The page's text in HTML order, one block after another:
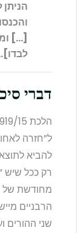
[…]
דברי
ל”חזרה
להביא
רק ככל שיש
מחודשת של
הרבניים
שני ההורים